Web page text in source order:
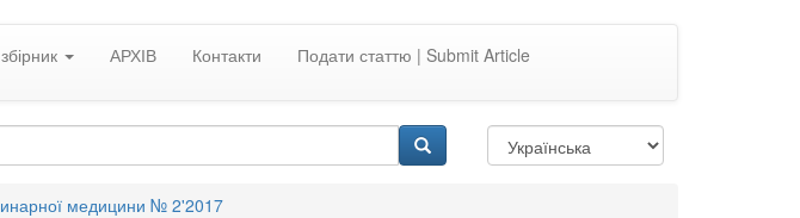
АРХІВ Контакти Подати статтю | Submit Article
медицини № 2'2017